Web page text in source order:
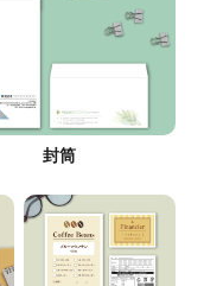
封筒